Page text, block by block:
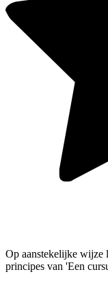
Op aanstekelijke wijze
principes van 'Een